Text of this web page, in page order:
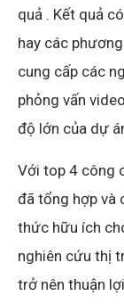
quả . Kết quả
hay các
cung cấp các
phỏng vấn
độ lớn của dự
Với top 4 công
đã tổng hợp và
thức hữu ích
nghiên cứu thị
trở nên thuận